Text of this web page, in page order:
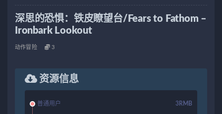
深思的恐惧：铁皮瞭望台/Fears to Fathom –
Ironbark Lookout
动作冒险 3
资源信息
普通用户 3RMB